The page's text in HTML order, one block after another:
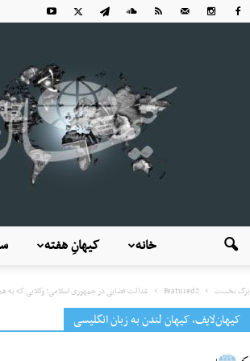
کیهانِ هفته خانه
برگ نخست Featured2 عدالت قضایی در جمهوری اسلامی؛ وکلایی که به
کیهان‌لایف، کیهان لندن به زبان انگلیسی